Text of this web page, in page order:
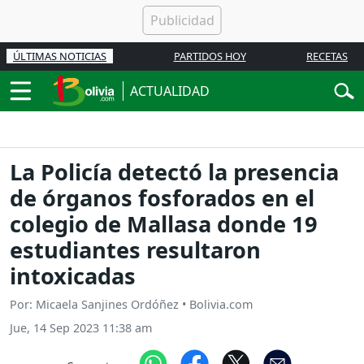
ÚLTIMAS NOTICIAS PARTIDOS HOY RECETAS
ACTUALIDAD
La Policía detectó la presencia
de órganos fosforados en el
colegio de Mallasa donde 19
estudiantes resultaron
intoxicadas
Por: Micaela Sanjines Ordóñez • Bolivia.com
Jue, 14 Sep 2023 11:38 am